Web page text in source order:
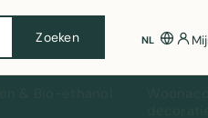
Zoeken NL
Witgoedaanbod.nl